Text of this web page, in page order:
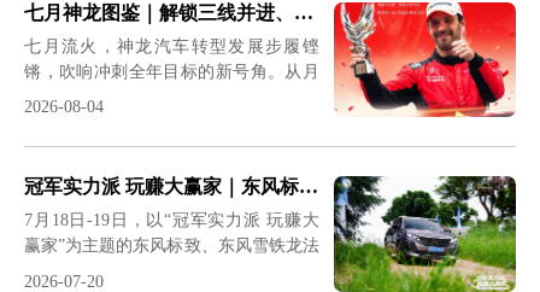
将士送去高温关怀的同时，围绕月度目
标与营销举措深入研讨，凝聚攻坚共
识，为打赢2026转型关键年攻坚战注入
强劲动力。&nbsp;神龙汽车副董事长、
场，先后来到潍坊鑫华厦、德州元盛鑫
喜、济南志和永茂等区域网点，看望慰
问高温下坚守岗位的网点一线销售和售
后员工，并就DFSW营销战
七月神龙图鉴｜解锁三线并进、稳步突围的奋进惊喜
七月流火，神龙汽车转型发展步履铿
锵，吹响冲刺全年目标的新号角。从月
初营销冲锋到年中战略定调；从赛场荣
——这个7月，神龙汽车以战略定力、
市场战力、品牌温度三条主线，按下
了“神龙复兴三年行动”的加速键。
&nbsp;7月1日｜冲锋号吹响&nbsp;营销
宣贯会拉开下半年序幕7月首日，公司
营销总部召开7月营销策略与商务行动
2026-08-04
冠军实力派 玩赚大赢家｜东风标致、东风雪铁龙法系驾控体验营燃动六城
7月18日-19日，以“冠军实力派 玩赚大
赢家”为主题的东风标致、东风雪铁龙法
2026-07-20